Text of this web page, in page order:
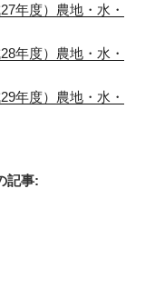
年度）農地・水・
年度）農地・水・
年度）農地・水・
記事: